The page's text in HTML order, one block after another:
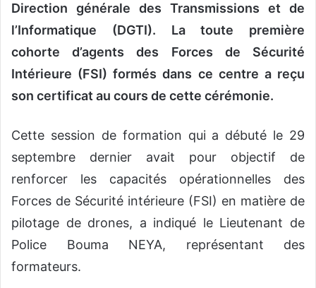
Direction générale des Transmissions et de
l’Informatique (DGTI). La toute première
cohorte d’agents des Forces de Sécurité
Intérieure (FSI) formés dans ce centre a reçu
son certificat au cours de cette cérémonie.
Cette session de formation qui a débuté le 29
septembre dernier avait pour objectif de
renforcer les capacités opérationnelles des
Forces de Sécurité intérieure (FSI) en matière de
pilotage de drones, a indiqué le Lieutenant de
Police Bouma NEYA, représentant des
formateurs.